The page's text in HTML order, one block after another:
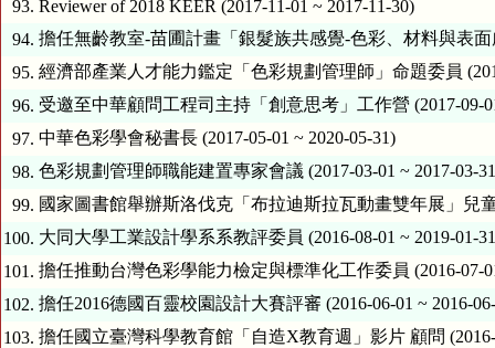
93. Reviewer of 2018 KEER (2017-11-01 ~ 2017-11-30)
94. 擔任無齡教室-苗圃計畫「銀髮族共感覺-色彩、材料與表
95. 經濟部產業人才能力鑑定「色彩規劃管理師」命題委員
96. 受邀至中華顧問工程司主持「創意思考」工作營 (2017-09-
97. 中華色彩學會秘書長 (2017-05-01 ~ 2020-05-31)
98. 色彩規劃管理師職能建置專家會議 (2017-03-01 ~ 2017-03-
99. 國家圖書館舉辦斯洛伐克「布拉迪斯拉瓦動畫雙年展」兒
100. 大同大學工業設計學系系教評委員 (2016-08-01 ~ 2019-01-
101. 擔任推動台灣色彩學能力檢定與標準化工作委員 (2016-07-
102. 擔任2016德國百靈校園設計大賽評審 (2016-06-01 ~ 2016-
103. 擔任國立臺灣科學教育館「自造X教育週」影片 顧問 (2016-